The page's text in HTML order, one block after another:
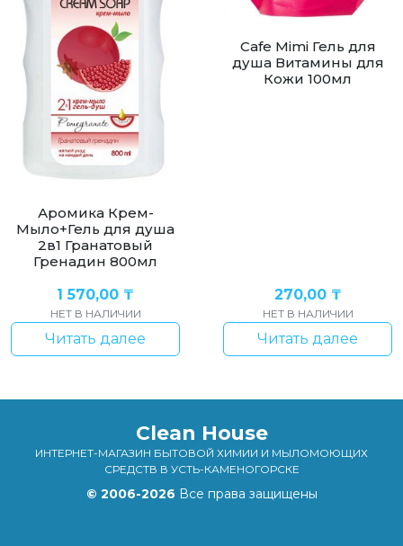
Аромика Крем-
Мыло+Гель для душа
2в1 Гранатовый
Гренадин 800мл
1 570,00 ₸
НЕТ В НАЛИЧИИ
Читать далее
Cafe Mimi Гель для
душа Витамины для
Кожи 100мл
270,00 ₸
НЕТ В НАЛИЧИИ
Читать далее
Clean House
ИНТЕРНЕТ-МАГАЗИН БЫТОВОЙ ХИМИИ И МЫЛОМОЮЩИХ
СРЕДСТВ В УСТЬ-КАМЕНОГОРСКЕ
© 2006-2026 Все права защищены